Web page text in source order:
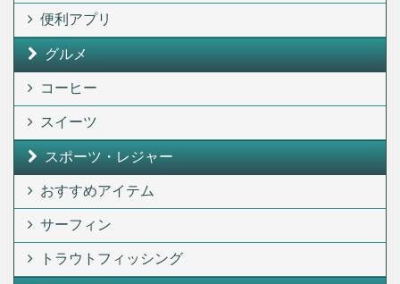
便利アプリ
グルメ
コーヒー
スイーツ
スポーツ・レジャー
おすすめアイテム
サーフィン
トラウトフィッシング